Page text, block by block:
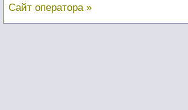
Сайт оператора »